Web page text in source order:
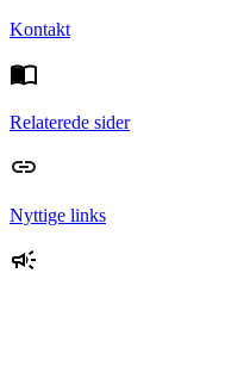
Kontakt
Relaterede sider
Nyttige links